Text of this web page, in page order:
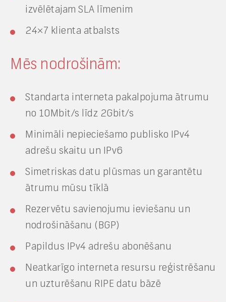
izvēlētajam SLA līmenim
24×7 klienta atbalsts
Mēs nodrošinām:
Standarta interneta pakalpojuma ātrumu
no 10Mbit/s līdz 2Gbit/s
Minimāli nepieciešamo publisko IPv4
adrešu skaitu un IPv6
Simetriskas datu plūsmas un garantētu
ātrumu mūsu tīklā
Rezervētu savienojumu ieviešanu un
nodrošināšanu (BGP)
Papildus IPv4 adrešu abonēšanu
Neatkarīgo interneta resursu reģistrēšanu
un uzturēšanu RIPE datu bāzē